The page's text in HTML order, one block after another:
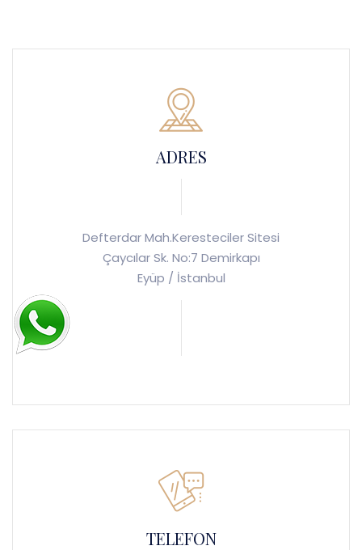
ADRES
Defterdar Mah.Keresteciler Sitesi
Çaycılar Sk. No:7 Demirkapı
Eyüp / İstanbul
TELEFON